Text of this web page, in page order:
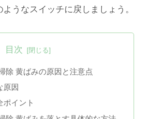
うなスイッチに戻しましょう。
目次
除 黄ばみの原因と注意点
原因
ポイント